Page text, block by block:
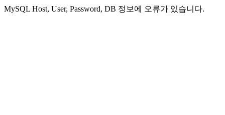
MySQL Host, User, Password, DB 정보에 오류가 있습니다.